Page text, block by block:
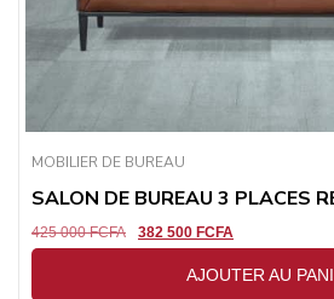
MOBILIER DE BUREAU
SALON DE BUREAU 3 PLACES
425 000FCFA 382 500 FCFA
AJOUTER AU